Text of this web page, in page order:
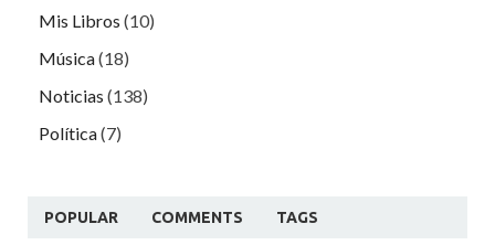
Mis Libros (10)
Música(18)
Noticias (138)
Política(7)
POPULAR COMMENTS TAGS